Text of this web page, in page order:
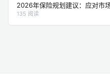
2026年保险规划建议：应对市
135 阅读